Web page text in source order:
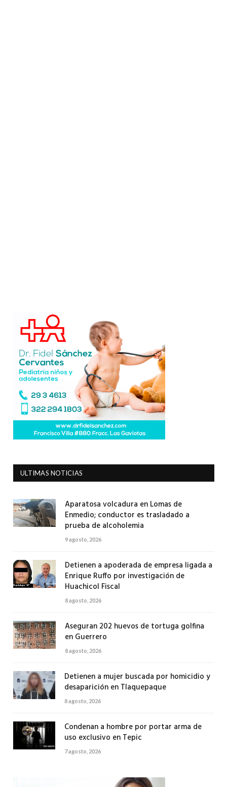
ULTIMAS NOTICIAS
Aparatosa volcadura en Lomas de
Enmedio; conductor es trasladado a
prueba de alcoholemia
9 agosto, 2026
Detienen a apoderada de empresa ligada a
Enrique Ruffo por investigación de
Huachicol Fiscal
8 agosto, 2026
Aseguran 202 huevos de tortuga golfina
en Guerrero
8 agosto, 2026
Detienen a mujer buscada por homicidio y
desaparición en Tlaquepaque
8 agosto, 2026
Condenan a hombre por portar arma de
uso exclusivo en Tepic
7 agosto, 2026